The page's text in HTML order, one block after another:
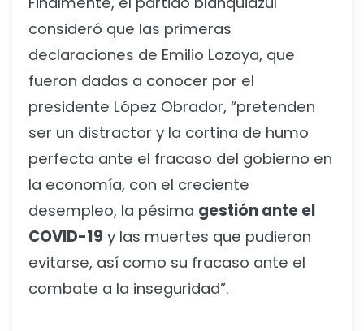
consideró que las primeras
declaraciones de Emilio Lozoya, que
fueron dadas a conocer por el
presidente López Obrador, “pretenden
ser un distractor y la cortina de humo
perfecta ante el fracaso del gobierno en
la economía, con el creciente
desempleo, la pésima gestión ante el
COVID-19 y las muertes que pudieron
evitarse, así como su fracaso ante el
combate a la inseguridad”.